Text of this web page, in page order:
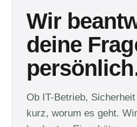
Wir
deine
Ob IT-Betrieb,
kurz, worum es geht.